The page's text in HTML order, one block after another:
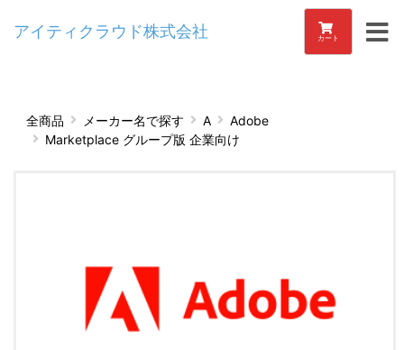
アイティクラウド株式会社 カート
全商品 メーカー名で探す A
Adobe
Marketplace グループ版 企業向け